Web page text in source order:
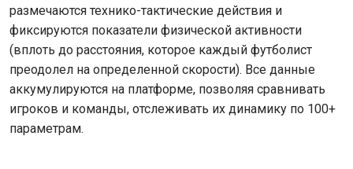
размечаются технико-тактические действия и
фиксируются показатели физической активности
(вплоть до расстояния, которое каждый футболист
преодолел на определенной скорости). Все данные
аккумулируются на платформе, позволяя сравнивать
игроков и команды, отслеживать их динамику по 100+
параметрам.